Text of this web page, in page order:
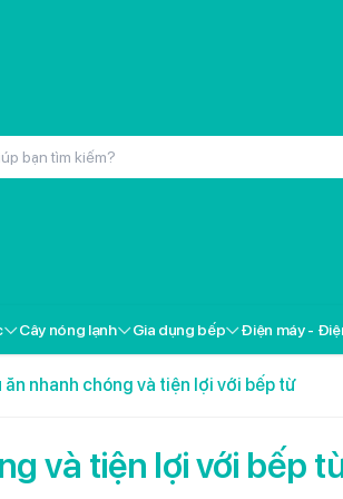
Cây nóng lạnh Gia dụng bếp Điện máy -
ăn nhanh chóng và tiện lợi với bếp từ
và tiện lợi với bếp